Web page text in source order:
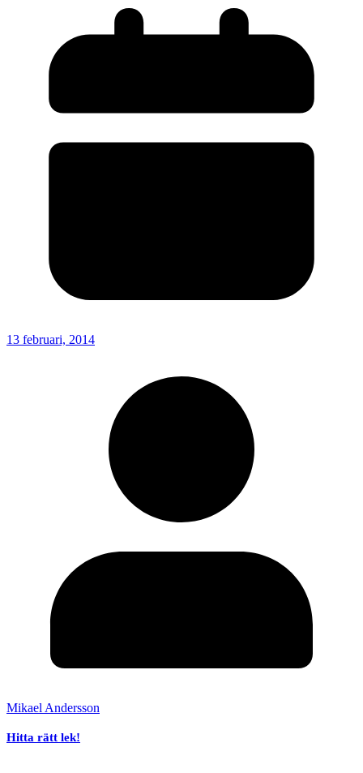
13 februari, 2014
Mikael Andersson
Hitta rätt lek!